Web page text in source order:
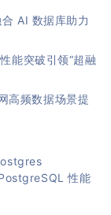
AI 数据库助力
能突破引领“超融
高频数据场景提
性能